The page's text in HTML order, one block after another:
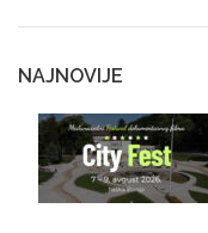
NAJNOVIJE